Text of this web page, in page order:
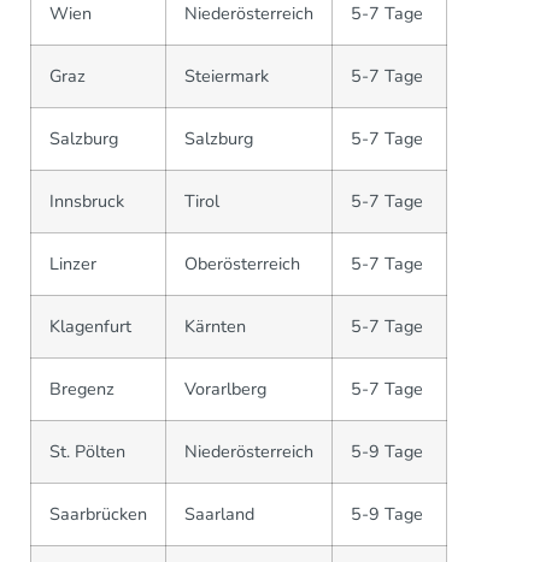
Wien Niederösterreich 5-7 Tage
Graz Steiermark 5-7 Tage
Salzburg Salzburg 5-7 Tage
Innsbruck Tirol 5-7 Tage
Linzer Oberösterreich 5-7 Tage
Klagenfurt Kärnten 5-7 Tage
Bregenz Vorarlberg 5-7 Tage
St. Pölten Niederösterreich 5-9 Tage
Saarbrücken Saarland 5-9 Tage